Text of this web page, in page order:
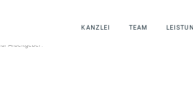
KANZLEI TEAM
Arbeitgeber?